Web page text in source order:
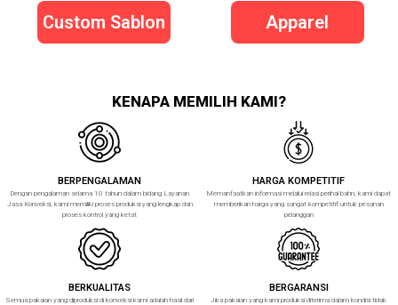
Custom Sablon Apparel
KENAPA MEMILIH KAMI?
BERPENGALAMAN
Dengan pengalaman selama 10 tahun dalam bidang Layanan
Jasa Konveksi, kami memiliki proses produksi yang lengkap dan
proses kontrol yang ketat
HARGA KOMPETITIF
Memanfaatkan informasi melalui relasi perihal bahn, kami dapat
memberikan harga yang sangat kompetitif untuk pesanan
pelanggan
BERKUALITAS
Semua pakaian yang diproduksi di konveksi kami adalah hasil dari
BERGARANSI
Jika pakaian yang kami produksi diterima dalam kondisi tidak